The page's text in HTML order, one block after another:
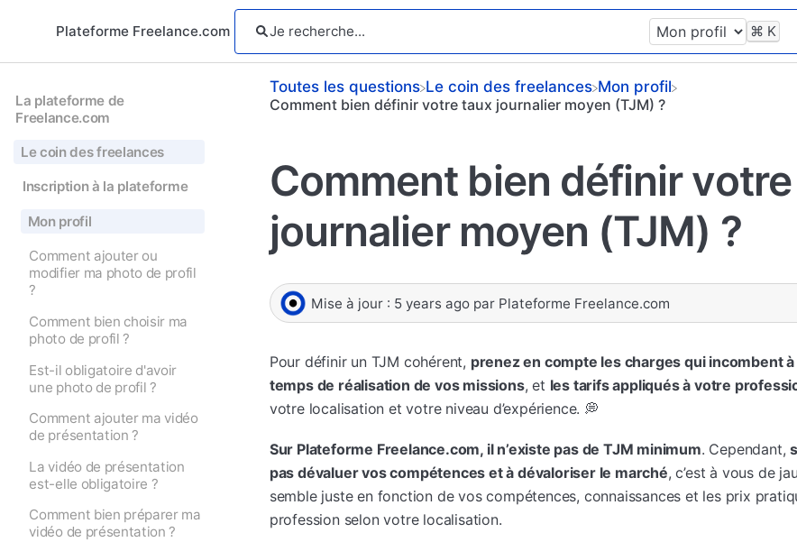
Plateforme Freelance.com ⌘ K
La plateforme de
Freelance.com
Le coin des freelances
Inscription à la plateforme
Mon profil
Comment ajouter ou
modifier ma photo de profil
?
Comment bien choisir ma
photo de profil ?
Est-il obligatoire d'avoir
une photo de profil ?
Comment ajouter ma vidéo
de présentation ?
La vidéo de présentation
est-elle obligatoire ?
Comment bien préparer ma
vidéo de présentation ?
Toutes les questions ​Le coin des freelances ​Mon profil
Comment bien définir votre taux journalier moyen (TJM) ?
Comment bien définir
journalier moyen (TJM) ?
Mise à jour : 5 years ago par Plateforme Freelance.com
Pour définir un TJM cohérent, prenez en compte les charges qui incombent
temps de réalisation de vos missions, et les tarifs appliqués à votre
votre localisation et votre niveau d’expérience. 💭
Sur Plateforme Freelance.com, il n’existe pas de TJM minimum. Cependant,
pas dévaluer vos compétences et à dévaloriser le marché, c’est à vous de
semble juste en fonction de vos compétences, connaissances et les prix
profession selon votre localisation.